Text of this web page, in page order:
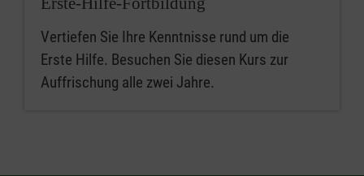
Vertiefen Sie Ihre Kenntnisse rund um die
Erste Hilfe. Besuchen Sie diesen Kurs zur
Auffrischung alle zwei Jahre.